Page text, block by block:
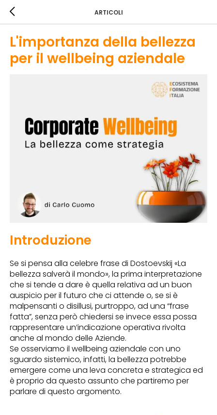
ARTICOLI
L'importanza della bellezza
per il wellbeing aziendale
Introduzione
Se si pensa alla celebre frase di Dostoevskij «La
bellezza salverà il mondo», la prima interpretazione
che si tende a dare è quella relativa ad un buon
auspicio per il futuro che ci attende o, se si è
malpensanti o disillusi, purtroppo, ad una “frase
fatta”, senza però chiedersi se invece essa possa
rappresentare un’indicazione operativa rivolta
anche al mondo delle Aziende.
Se osserviamo il wellbeing aziendale con uno
sguardo sistemico, infatti, la bellezza potrebbe
emergere come una leva concreta e strategica ed
è proprio da questo assunto che partiremo per
parlare di questo argomento.